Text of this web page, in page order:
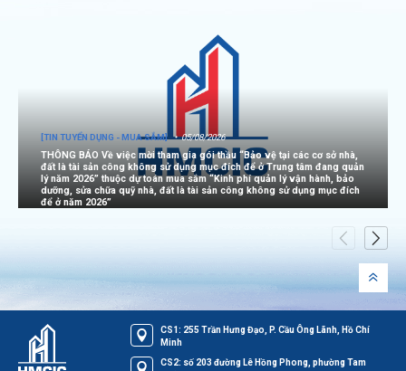
[TIN TUYỂN DỤNG - MUA SẮM] 05/08/2026
THÔNG BÁO Về việc mời tham gia gói thầu “Bảo vệ tại các cơ sở nhà,
đất là tài sản công không sử dụng mục đích để ở Trung tâm đang quản
lý năm 2026” thuộc dự toán mua sắm “Kinh phí quản lý vận hành, bảo
dưỡng, sửa chữa quỹ nhà, đất là tài sản công không sử dụng mục đích
để ở năm 2026”
CS1: 255 Trần Hưng Đạo, P. Cầu Ông Lãnh, Hồ Chí
Minh
CS2: số 203 đường Lê Hồng Phong, phường Tam